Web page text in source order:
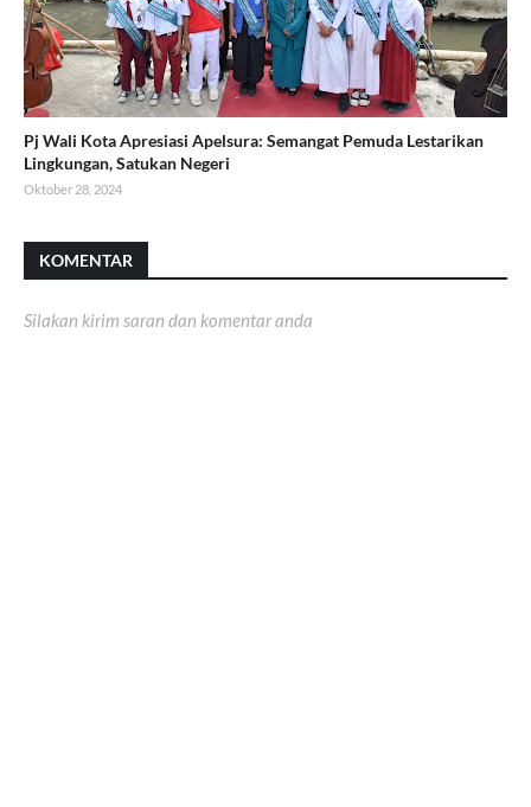
Pj Wali Kota Apresiasi Apelsura: Semangat Pemuda Lestarikan
Lingkungan, Satukan Negeri
Oktober 28, 2024
KOMENTAR
Silakan kirim saran dan komentar anda